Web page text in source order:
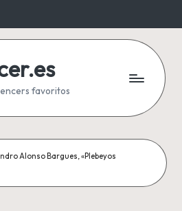
favoritos
Alonso Bargues, «Plebeyos